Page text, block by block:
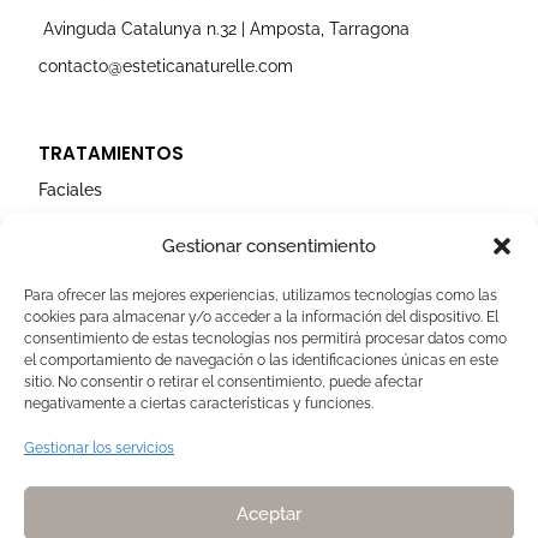
Gestionar consentimiento
Para ofrecer las mejores experiencias, utilizamos tecnologías como las
cookies para almacenar y/o acceder a la información del dispositivo. El
consentimiento de estas tecnologías nos permitirá procesar datos como
el comportamiento de navegación o las identificaciones únicas en este
sitio. No consentir o retirar el consentimiento, puede afectar
negativamente a ciertas características y funciones.
Gestionar los servicios
Aceptar
Avinguda Catalunya n.32 | Amposta, Tarragona
contacto@esteticanaturelle.com
TRATAMIENTOS
Faciales
AVISOS LEGALES
Aviso Legal
Politica de Cookies
Política de privacidad